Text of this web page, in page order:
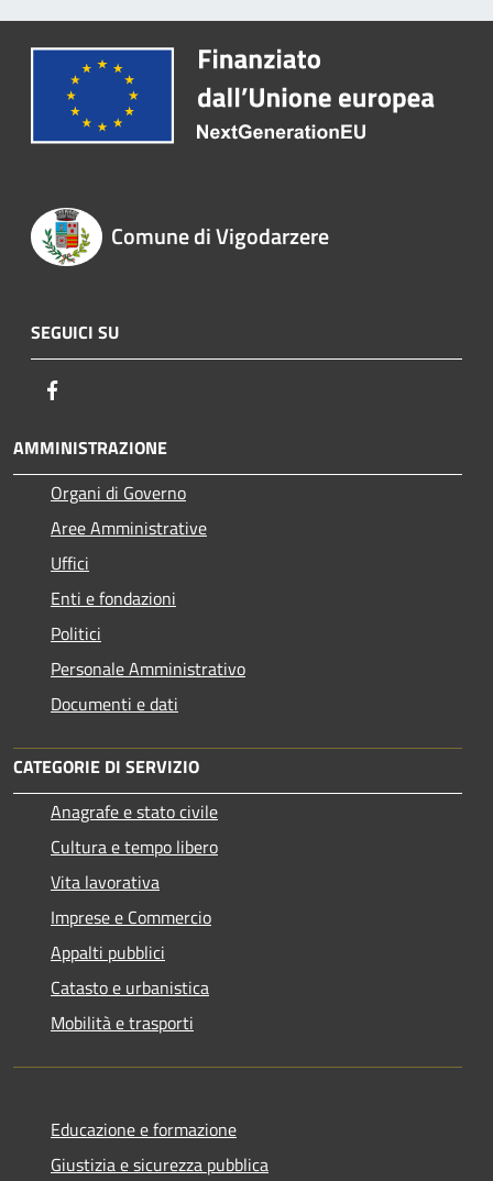
Comune di Vigodarzere
SEGUICI SU
AMMINISTRAZIONE
Organi di Governo
Aree Amministrative
Uffici
Enti e fondazioni
Politici
Personale Amministrativo
Documenti e dati
CATEGORIE DI SERVIZIO
Anagrafe e stato civile
Cultura e tempo libero
Vita lavorativa
Imprese e Commercio
Appalti pubblici
Catasto e urbanistica
Mobilità e trasporti
Educazione e formazione
Giustizia e sicurezza pubblica